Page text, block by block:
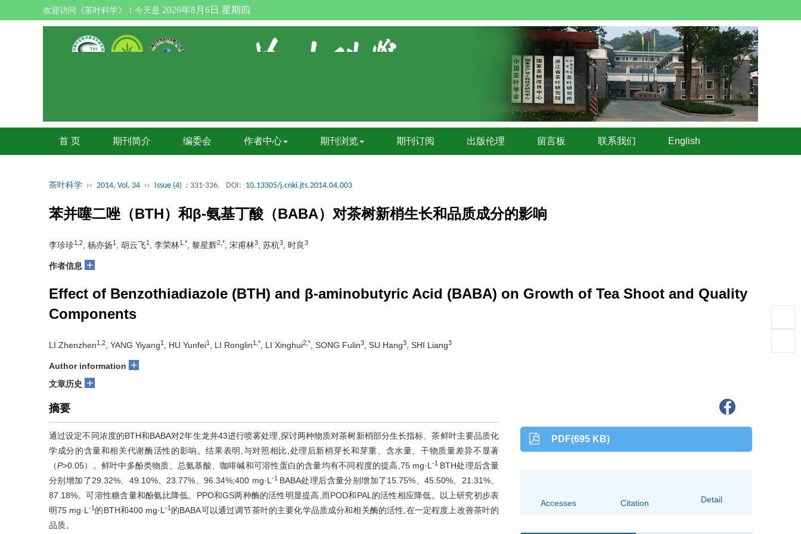
欢迎访问《茶叶科学》！今天是 2026年8月6日 星期四
首 页 期刊简介 编委会 作者中心 期刊浏览 期刊订阅 出版伦理 留言板 联系我们 English
茶叶科学 ›› 2014, Vol. 34 ›› Issue (4) : 331-336. DOI: 10.13305/j.cnki.jts.2014.04.003
苯并噻二唑（BTH）和β-氨基丁酸（BABA）对茶树新梢生长和品质成分的影响
李珍珍1,2 , 杨亦扬1 , 胡云飞1 , 李荣林1,* , 黎星辉2,* , 宋甫林3 , 苏杭3 , 时良3
作者信息 +
Effect of Benzothiadiazole (BTH) and β-aminobutyric Acid (BABA) on Growth of Tea Shoot and Quality
Components
LI Zhenzhen1,2 , YANG Yiyang1 , HU Yunfei1 , LI Ronglin1,* , LI Xinghui2,* , SONG Fulin3 , SU Hang3 , SHI Liang3
Author information +
文章历史 +
摘要
通过设定不同浓度的BTH和BABA对2年生龙井43进行喷雾处理,探讨两种物质对茶树新梢部分生长指标、茶鲜叶主要品质化
学成分的含量和相关代谢酶活性的影响。结果表明,与对照相比,处理后新梢芽长和芽重、含水量、干物质量差异不显著
（P>0.05）。鲜叶中多酚类物质、总氨基酸、咖啡碱和可溶性蛋白的含量均有不同程度的提高,75 mg·L -1 BTH处理后含量
分别增加了29.32%、49.10%、23.77%、96.34%;400 mg·L -1 BABA处理后含量分别增加了15.75%、45.50%、21.31%、
87.18%。可溶性糖含量和酚氨比降低。PPO和GS两种酶的活性明显提高,而POD和PAL的活性相应降低。以上研究初步表
明75 mg·L-1 的BTH和400 mg·L-1 的BABA可以通过调节茶叶的主要化学品质成分和相关酶的活性,在一定程度上改善茶叶的
品质。
PDF(695 KB)
Accesses Citation Detail